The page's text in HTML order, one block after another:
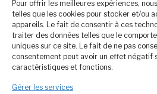
Pour offrir les meilleures expériences,
telles que les cookies pour stocker et/ou
appareils. Le fait de consentir à ces
traiter des données telles que le
uniques sur ce site. Le fait de ne pas
consentement peut avoir un effet négatif
caractéristiques et fonctions.
Gérer les services